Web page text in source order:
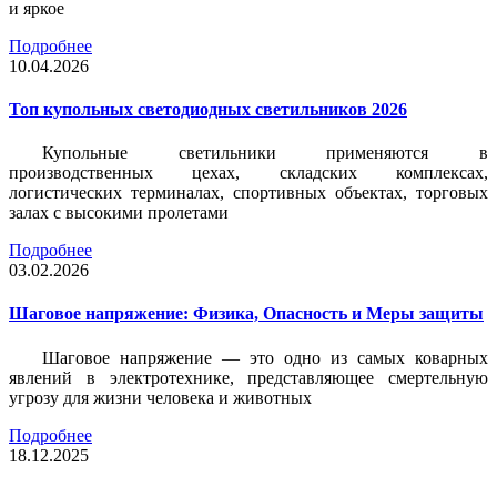
и яркое
Подробнее
10.04.2026
Топ купольных светодиодных светильников 2026
Купольные светильники применяются в
производственных цехах, складских комплексах,
логистических терминалах, спортивных объектах, торговых
залах с высокими пролетами
Подробнее
03.02.2026
Шаговое напряжение: Физика, Опасность и Меры защиты
Шаговое напряжение — это одно из самых коварных
явлений в электротехнике, представляющее смертельную
угрозу для жизни человека и животных
Подробнее
18.12.2025